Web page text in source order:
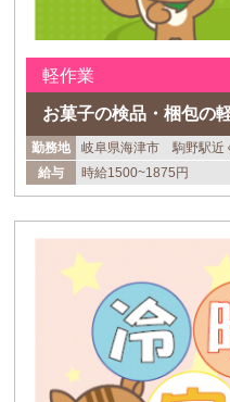
軽作業
お菓子の検品・梱包の
勤務地
岐阜県海津市 駒野駅近
給与
時給1500~1875円